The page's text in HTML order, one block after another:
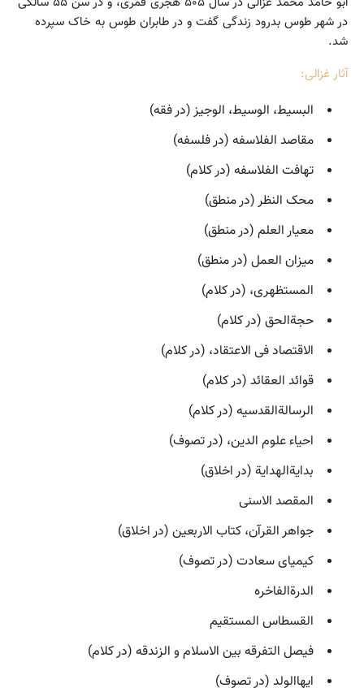
در شهر طوس بدرود زندگی گفت و در طابران طوس به خاک سپرده
شد.
آثار غزالی:
البسیط، الوسیط، الوجیز (در فقه)
مقاصد الفلاسفه (در فلسفه)
تهافت الفلاسفه (در کلام)
محک النظر (در منطق)
معیار العلم (در منطق)
میزان العمل (در منطق)
المستظهری، (در کلام)
حجةالحق (در کلام)
الاقتصاد فی الاعتقاد، (در کلام)
قوائد العقائد (در کلام)
الرسالةالقدسیه (در کلام)
احیاء علوم الدین، (در تصوف)
بدایةالهدایة (در اخلاق)
المقصد الاسنی
جواهر القرآن، کتاب الاربعین (در اخلاق)
کیمیای سعادت (در تصوف)
الدرةالفاخره
القسطاس المستقیم
فیصل التفرقه بین الاسلام و الزندقه (در کلام)
ایهاالولد (در تصوف)